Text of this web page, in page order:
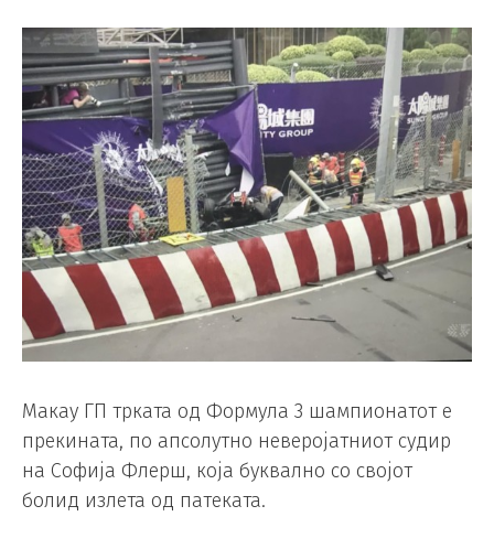
Макау ГП трката од Формула 3 шампионатот е
прекината, по апсолутно неверојатниот судир
на Софија Флерш, која буквално со својот
болид излета од патеката.